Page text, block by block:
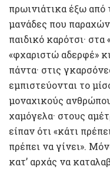
πρωινιάτικα έξω από
μανάδες που
παιδικό καρότσι·
«φχαριστώ αδερφέ»
πάντα· στις
εμπιστεύονται το
μοναχικούς
χαμόγελα· στους
είπαν ότι «κάτι
πρέπει να γίνει».
κατ’ αρχάς να